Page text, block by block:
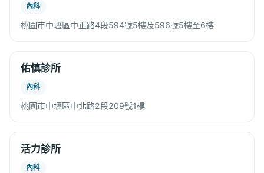
內科
桃園市中壢區中正路4段594號5樓及596號5樓至6樓
佑慎診所
內科
桃園市中壢區中北路2段209號1樓
活力診所
內科